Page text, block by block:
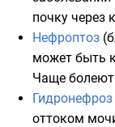
почку через
Нефроптоз
может быть
Чаще
Гидронефроз
оттоком